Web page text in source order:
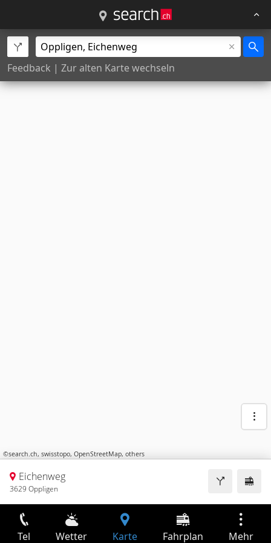
Feedback | Zur alten Karte wechseln
©search.ch, swisstopo, OpenStreetMap, others
Eichenweg
3629 Oppligen
Tel Wetter Karte Fahrplan Mehr